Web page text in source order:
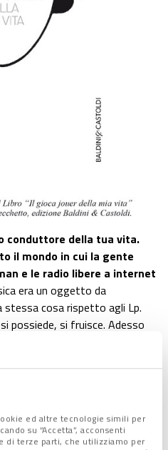
ed altre tecnologie simili per
su “Accetta”, acconsenti
di terze parti, che utilizziamo per
conduttore della tua vita.
il mondo in cui la gente
e le radio libere a internet
era un oggetto da
stessa cosa rispetto agli Lp.
possiede, si fruisce. Adesso
è ovunque, nei negozi,
affitto”, quando ne hai voglia
in qualsiasi momento,
Non c’è più la vendita
discografiche si concentrano